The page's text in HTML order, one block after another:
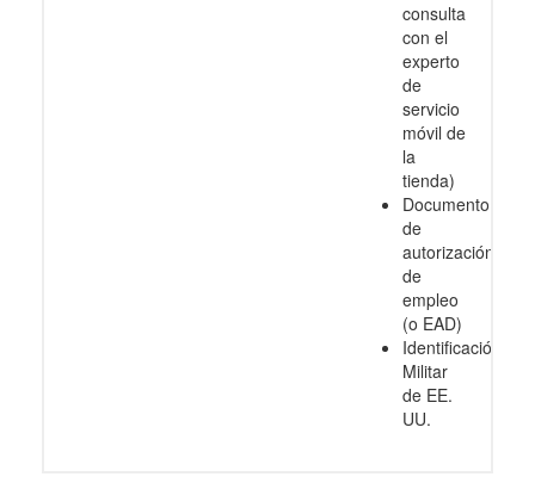
consulta
con el
experto
de
servicio
móvil de
la
tienda)
Documento
de
autorización
de
empleo
(o EAD)
Identificación
Militar
de EE.
UU.